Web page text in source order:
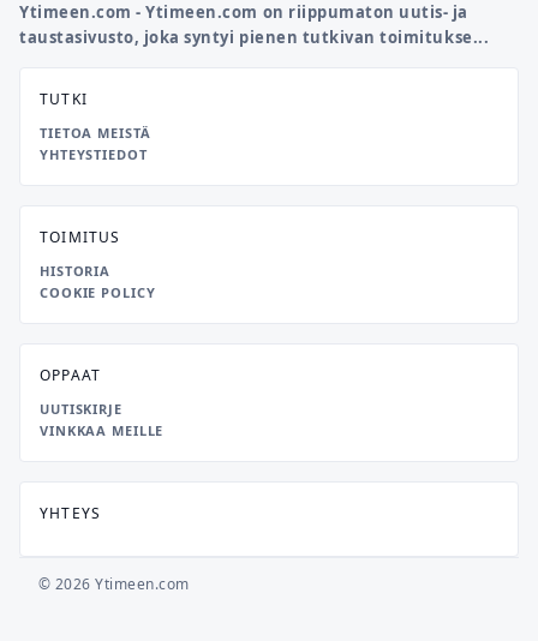
Ytimeen.com - Ytimeen.com on riippumaton uutis- ja
taustasivusto, joka syntyi pienen tutkivan toimitukse...
TUTKI
TIETOA MEISTÄ
YHTEYSTIEDOT
TOIMITUS
HISTORIA
COOKIE POLICY
OPPAAT
UUTISKIRJE
VINKKAA MEILLE
YHTEYS
© 2026 Ytimeen.com